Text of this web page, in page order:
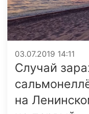
03.07.2019 14:11
Случай
на